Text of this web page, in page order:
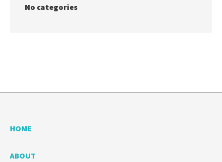
No categories
HOME
ABOUT